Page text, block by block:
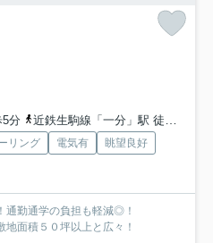
5分
近鉄生駒線「一分」駅 徒歩13分
リング 電気有
眺望良好
通勤通学の負担も軽減◎！
面積５０坪以上と広々！